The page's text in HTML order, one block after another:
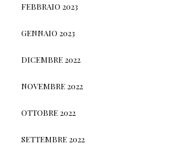
FEBBRAIO 2023
GENNAIO 2023
DICEMBRE 2022
NOVEMBRE 2022
OTTOBRE 2022
SETTEMBRE 2022